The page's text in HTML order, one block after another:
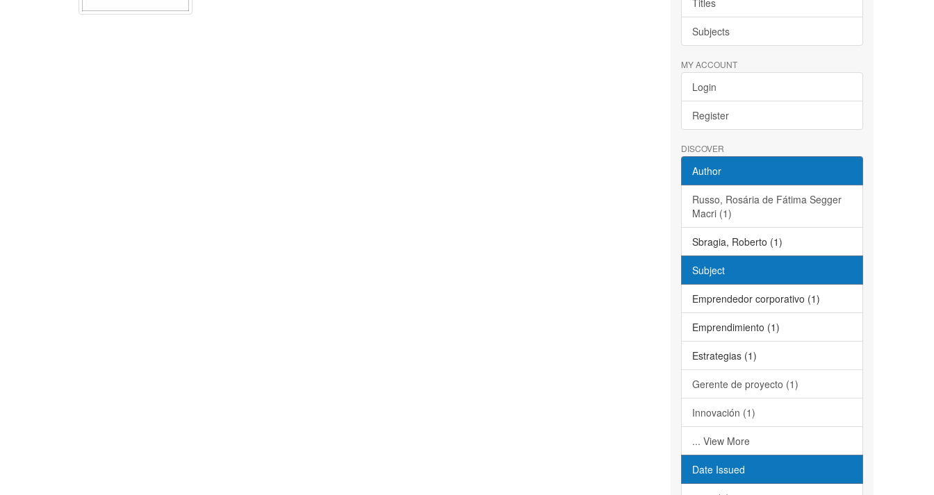
Titles
Subjects
MY ACCOUNT
Login
Register
DISCOVER
Author
Russo, Rosária de Fátima Segger
Macri (1)
Sbragia, Roberto (1)
Subject
Emprendedor corporativo (1)
Emprendimiento (1)
Estrategias (1)
Gerente de proyecto (1)
Innovación (1)
... View More
Date Issued